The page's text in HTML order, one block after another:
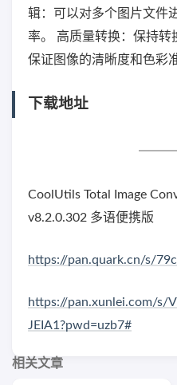
辑：可以对多个图片文件
率。 高质量转换：保持转
保证图像的清晰度和色彩
下载地址
CoolUtils Total Image
v8.2.0.302 多语便携版
https://pan.quark.cn/s/
https://pan.xunlei.com/s/
JEIA1?pwd=uzb7#
相关文章